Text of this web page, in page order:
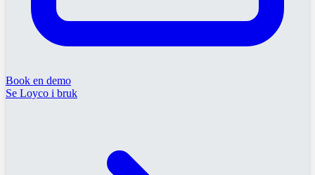
Book en demo
Se Loyco i bruk